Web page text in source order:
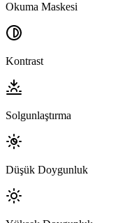
Okuma Maskesi
Kontrast
Solgunlaştırma
Düşük Doygunluk